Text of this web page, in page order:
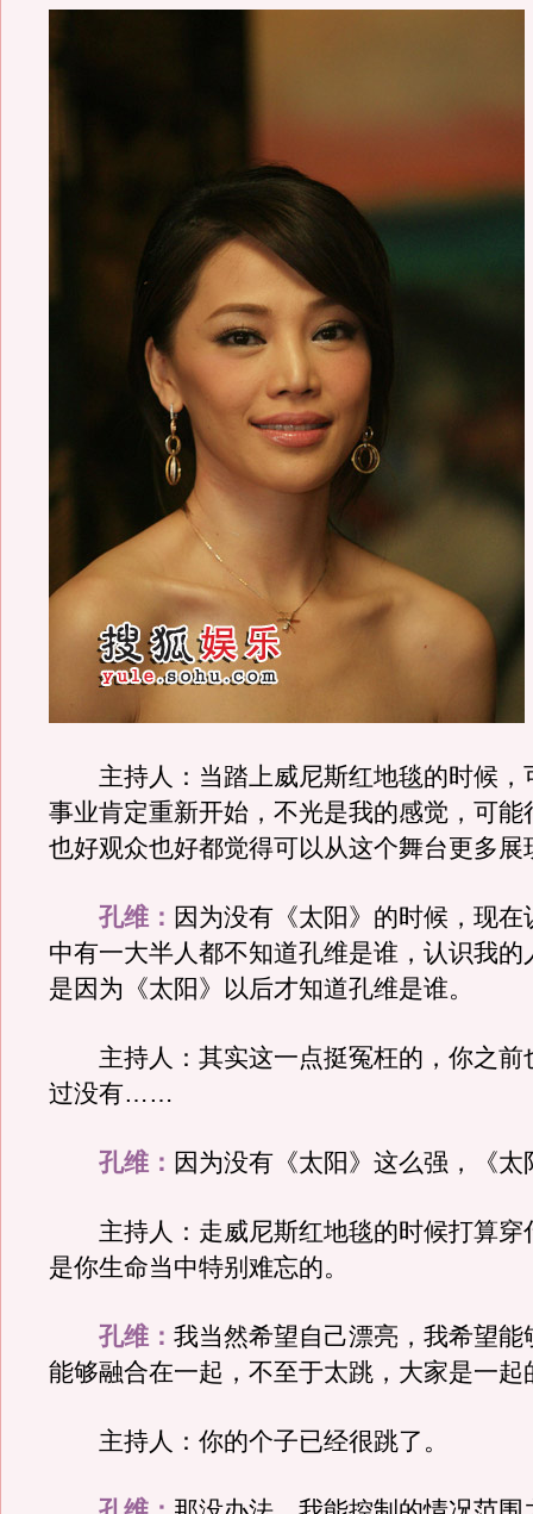
主持人：当踏上威尼斯红地毯的时候，
事业肯定重新开始，不光是我的感觉，可能
也好观众也好都觉得可以从这个舞台更多展
孔维： 因为没有《太阳》的时候，现在
中有一大半人都不知道孔维是谁，认识我的
是因为《太阳》以后才知道孔维是谁。
主持人：其实这一点挺冤枉的，你之前
过没有……
孔维： 因为没有《太阳》这么强，《太
主持人：走威尼斯红地毯的时候打算穿
是你生命当中特别难忘的。
孔维： 我当然希望自己漂亮，我希望能
能够融合在一起，不至于太跳，大家是一起
主持人：你的个子已经很跳了。